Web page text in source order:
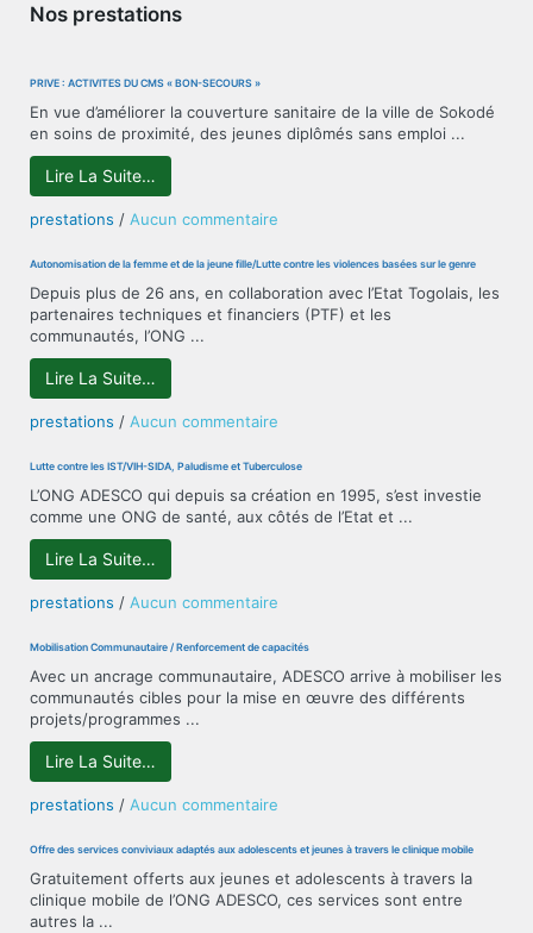
Nos prestations
PRIVÉ : ACTIVITÉS DU CMS « BON-SECOURS »
En vue d’améliorer la couverture sanitaire de la ville de Sokodé
en soins de proximité, des jeunes diplômés sans emploi ...
Lire La Suite…
prestations / Aucun commentaire
:
DU
CMS
Autonomisation de la femme et de la jeune fille/Lutte contre les violences basées sur le genre
Depuis plus de 26 ans, en collaboration avec l’Etat Togolais, les
partenaires techniques et financiers (PTF) et les
communautés, l’ONG ...
Lire La Suite…
prestations / Aucun commentaire
de
femme
et
les
violences
basées
Lutte contre les IST/VIH-SIDA, Paludisme et Tuberculose
L’ONG ADESCO qui depuis sa création en 1995, s’est investie
comme une ONG de santé, aux côtés de l’Etat et ...
Lire La Suite…
prestations / Aucun commentaire
contre
IST/VIH-
SIDA,
Mobilisation Communautaire / Renforcement de capacités
Avec un ancrage communautaire, ADESCO arrive à mobiliser les
communautés cibles pour la mise en œuvre des différents
projets/programmes ...
Lire La Suite…
prestations / Aucun commentaire
Communautaire
Renforcement
de
Offre des services conviviaux adaptés aux adolescents et jeunes à travers le clinique mobile
Gratuitement offerts aux jeunes et adolescents à travers la
clinique mobile de l’ONG ADESCO, ces services sont entre
autres la ...